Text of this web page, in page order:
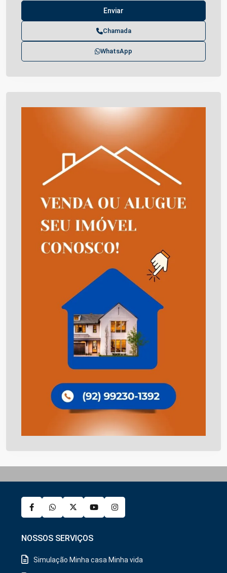
Chamada
WhatsApp
NOSSOS SERVIÇOS
Simulação Minha casa Minha vida